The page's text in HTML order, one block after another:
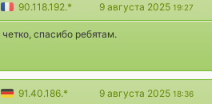
90.118.192.* 9 августа 2025 19:27
спасибо ребятам.
91.40.186.* 9 августа 2025 18:36